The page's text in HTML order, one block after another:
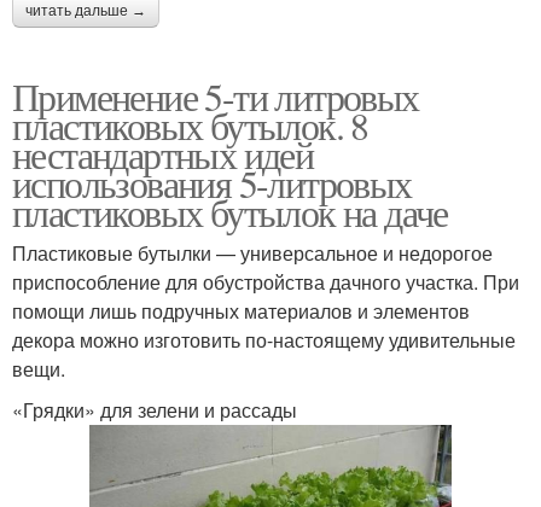
читать дальше →
Применение 5-ти литровых
пластиковых бутылок. 8
нестандартных идей
использования 5-литровых
пластиковых бутылок на даче
Пластиковые бутылки — универсальное и недорогое
приспособление для обустройства дачного участка. При
помощи лишь подручных материалов и элементов
декора можно изготовить по-настоящему удивительные
вещи.
«Грядки» для зелени и рассады